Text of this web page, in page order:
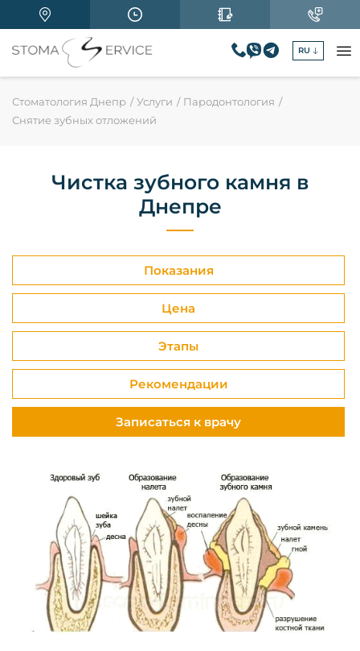
RU
Стоматология Днепр Услуги
Пародонтология
Снятие зубных отложений
Чистка зубного камня в
Днепре
Показания
Цена
Этапы
Рекомендации
Записаться к врачу